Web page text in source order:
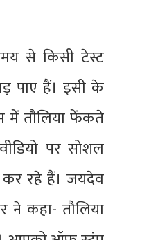
से किसी टेस्ट
पाए हैं। इसी के
में तौलिया फेंकते
पर सोशल
कर रहे हैं। जयदेव
ने कहा- तौलिया